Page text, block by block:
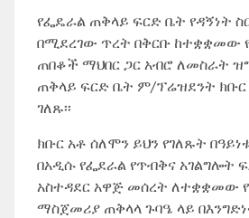
የፌዴራል ጠቅላይ ፍርድ ቤት የዳኝነት
በሚደረገው ጥረት በቅርቡ ከተቋቋመው
ጠበቆች ማህበር ጋር አብሮ ለመስራት
ጠቅላይ ፍርድ ቤት ም/ፕሬዝደንት ክቡር
ገለጹ፡፡
ክቡር አቶ ሰለሞን ይህን የገለጹት
በአዲሱ የፌደራል የጥብቅና አገልግሎት
አስተዳደር አዋጅ መሰረት ለተቋቋመው
ማስጀመሪያ ጠቅላላ ጉባዔ ላይ